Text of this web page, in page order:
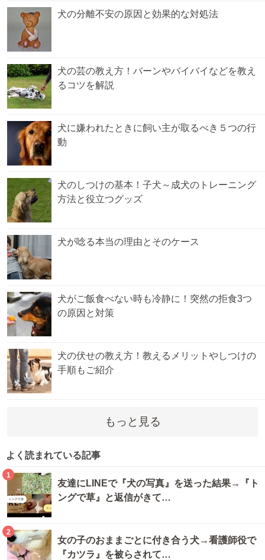
犬の分離不安の原因と効果的な対処法
犬の芸の教え方！バーンやバイバイなどを教え
るコツを解説
犬に嫌われたときに飼い主が取るべき５つの行
動
犬のしつけの基本！子犬～成犬のトレーニング
方法と役立つグッズ
犬が唸る本当の理由とそのケース
犬がご飯食べない時も冷静に！突然の拒食3つ
の原因と対策
犬の伏せの教え方！教えるメリットやしつけの
手順もご紹介
もっと見る
よく読まれている記事
1
友達にLINEで『犬の写真』を送った結果→『ト
ングで草』と返信がきて…
2
女の子のおままごとに付き合う犬→看護師役で
『カツラ』を被らされて…